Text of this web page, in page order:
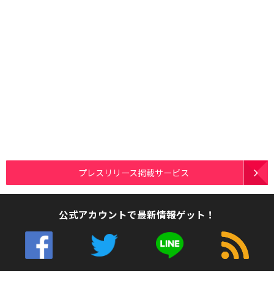
プレスリリース掲載サービス
公式アカウントで最新情報ゲット！